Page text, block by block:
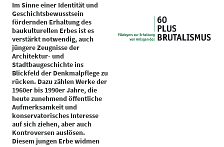
Im Sinne einer Identität und
Geschichtsbewusstsein
fördernden Erhaltung des
baukulturellen Erbes ist es
verstärkt notwendig, auch
jüngere Zeugnisse der
Architektur- und
Stadtbaugeschichte ins
Blickfeld der Denkmalpflege zu
rücken. Dazu zählen Werke der
1960er bis 1990er Jahre, die
heute zunehmend öffentliche
Aufmerksamkeit und
konservatorisches Interesse
auf sich ziehen, aber auch
Kontroversen auslösen.
Diesem jungen Erbe widmen